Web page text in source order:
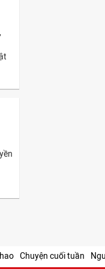
Chuyện cuối tuần